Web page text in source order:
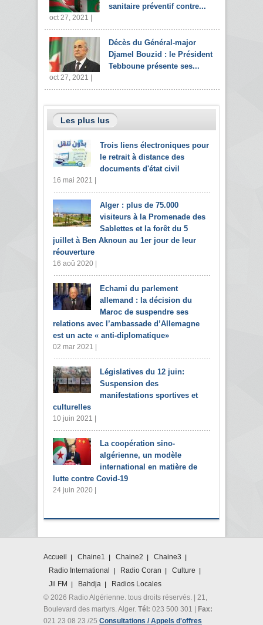
sanitaire préventif contre...
oct 27, 2021 |
Décès du Général-major
Djamel Bouzid : le Président
Tebboune présente ses...
oct 27, 2021 |
Les plus lus
Trois liens électroniques pour
le retrait à distance des
documents d'état civil
16 mai 2021 |
Alger : plus de 75.000
visiteurs à la Promenade des
Sablettes et la forêt du 5
juillet à Ben Aknoun au 1er jour de leur
réouverture
16 aoû 2020 |
Echami du parlement
allemand : la décision du
Maroc de suspendre ses
relations avec l’ambassade d’Allemagne
est un acte « anti-diplomatique»
02 mar 2021 |
Législatives du 12 juin:
Suspension des
manifestations sportives et
culturelles
10 juin 2021 |
La coopération sino-
algérienne, un modèle
international en matière de
lutte contre Covid-19
24 juin 2020 |
Accueil Chaine1 Chaine2
Chaine3
Radio International
Radio Coran
Culture
Jil FM
Bahdja
Radios Locales
© 2026 Radio Algérienne. tous droits réservés. | 21,
Boulevard des martyrs. Alger. Tél: 023 500 301 |
Fax:
021 23 08 23 /25 Consultations / Appels d'offres